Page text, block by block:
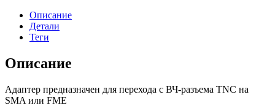
Описание
Детали
Теги
Описание
Адаптер предназначен для перехода с ВЧ-разъема ТNC на
SMA или FME